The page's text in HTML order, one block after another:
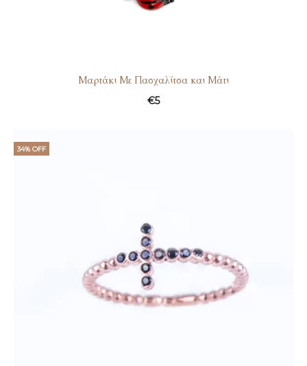
Μαρτάκι Με Πασχαλίτσα και Μάτι
€5
34% OFF